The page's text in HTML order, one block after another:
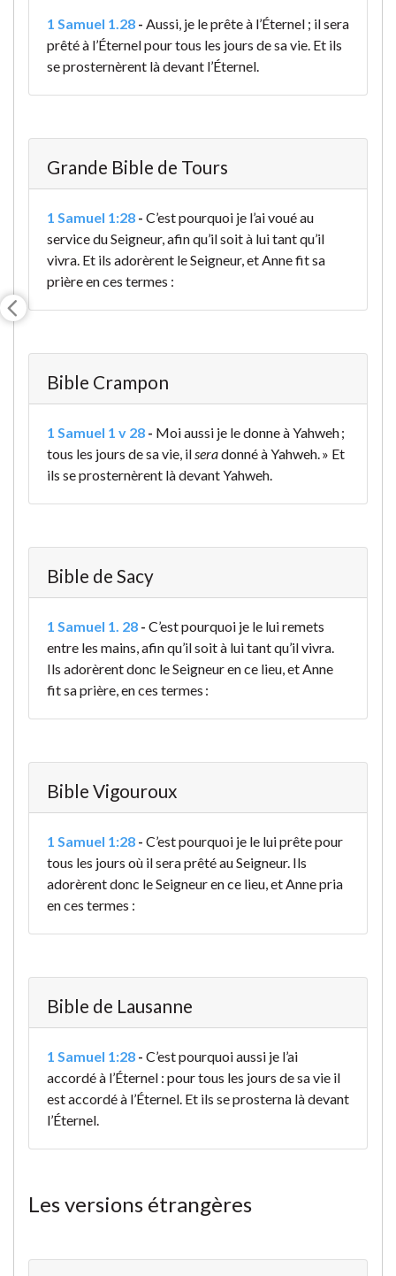
1 Samuel 1.28 - Aussi, je le prête à l’Éternel ; il sera
prêté à l’Éternel pour tous les jours de sa vie. Et ils
se prosternèrent là devant l’Éternel.
Grande Bible de Tours
1 Samuel 1:28 - C’est pourquoi je l’ai voué au
service du Seigneur, afin qu’il soit à lui tant qu’il
vivra. Et ils adorèrent le Seigneur, et Anne fit sa
prière en ces termes :
Bible Crampon
1 Samuel 1 v 28 - Moi aussi je le donne à Yahweh ;
tous les jours de sa vie, ilseradonné à Yahweh. » Et
ils se prosternèrent là devant Yahweh.
Bible de Sacy
1 Samuel 1. 28 - C’est pourquoi je le lui remets
entre les mains, afin qu’il soit à lui tant qu’il vivra.
Ils adorèrent donc le Seigneur en ce lieu, et Anne
fit sa prière, en ces termes :
Bible Vigouroux
1 Samuel 1:28 - C’est pourquoi je le lui prête pour
tous les jours où il sera prêté au Seigneur. Ils
adorèrent donc le Seigneur en ce lieu, et Anne pria
en ces termes :
Bible de Lausanne
1 Samuel 1:28 - C’est pourquoi aussi je l’ai
accordé à l’Éternel : pour tous les jours de sa vie il
est accordé à l’Éternel. Et ils se prosterna là devant
l’Éternel.
Les versions étrangères